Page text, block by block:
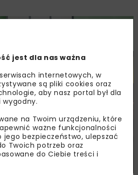
jest dla nas ważna
internetowych, w
są pliki cookies oraz
aby nasz portal był dla
wygodny.
na Twoim urządzeniu, które
ważne funkcjonalności
jego bezpieczeństwo, ulepszać
Twoich potrzeb oraz
do Ciebie treści i